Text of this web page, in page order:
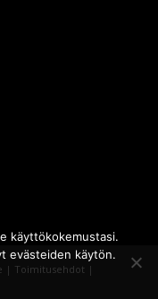
| Toimitusehdot |
käyttökokemustasi.
evästeiden käytön.